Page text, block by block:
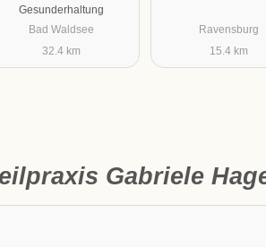
Gesunderhaltung
Bad Waldsee
32.4 km
Ravensburg
15.4 km
Gabriele